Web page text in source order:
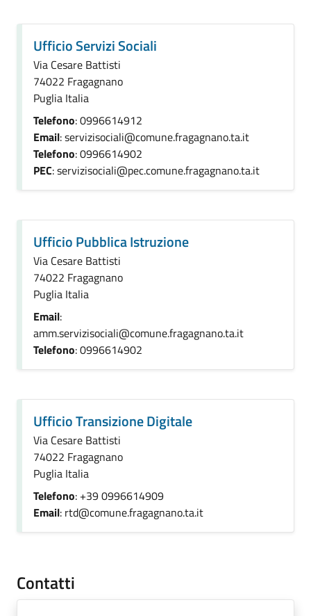
Ufficio Servizi Sociali
Via Cesare Battisti
74022 Fragagnano
Puglia Italia
Telefono: 0996614912
Email: servizisociali@comune.fragagnano.ta.it
Telefono: 0996614902
PEC: servizisociali@pec.comune.fragagnano.ta.it
Ufficio Pubblica Istruzione
Via Cesare Battisti
74022 Fragagnano
Puglia Italia
Email:
amm.servizisociali@comune.fragagnano.ta.it
Telefono: 0996614902
Ufficio Transizione Digitale
Via Cesare Battisti
74022 Fragagnano
Puglia Italia
Telefono: +39 0996614909
Email: rtd@comune.fragagnano.ta.it
Contatti